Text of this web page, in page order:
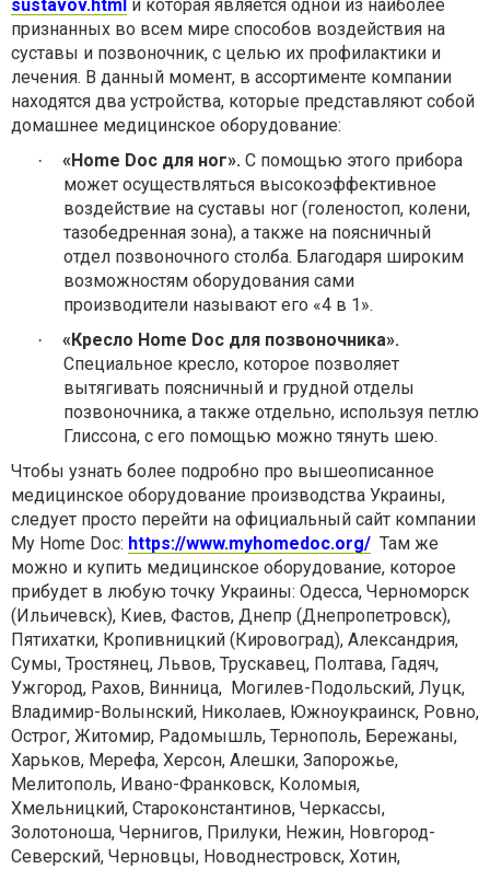
sustavov.html и которая является одной из наиболее
признанных во всем мире способов воздействия на
суставы и позвоночник, с целью их профилактики и
лечения. В данный момент, в ассортименте компании
находятся два устройства, которые представляют собой
домашнее медицинское оборудование:
· «Home Doc для ног». С помощью этого прибора
может осуществляться высокоэффективное
воздействие на суставы ног (голеностоп, колени,
тазобедренная зона), а также на поясничный
отдел позвоночного столба. Благодаря широким
возможностям оборудования сами
производители называют его «4 в 1».
· «Кресло Home Doc для позвоночника».
Специальное кресло, которое позволяет
вытягивать поясничный и грудной отделы
позвоночника, а также отдельно, используя петлю
Глиссона, с его помощью можно тянуть шею.
Чтобы узнать более подробно про вышеописанное
медицинское оборудование производства Украины,
следует просто перейти на официальный сайт компании
My Home Doc: https://www.myhomedoc.org/ Там же
можно и купить медицинское оборудование, которое
прибудет в любую точку Украины: Одесса, Черноморск
(Ильичевск), Киев, Фастов, Днепр (Днепропетровск),
Пятихатки, Кропивницкий (Кировоград), Александрия,
Сумы, Тростянец, Львов, Трускавец, Полтава, Гадяч,
Ужгород, Рахов, Винница, Могилев-Подольский, Луцк,
Владимир-Волынский, Николаев, Южноукраинск, Ровно,
Острог, Житомир, Радомышль, Тернополь, Бережаны,
Харьков, Мерефа, Херсон, Алешки, Запорожье,
Мелитополь, Ивано-Франковск, Коломыя,
Хмельницкий, Староконстантинов, Черкассы,
Золотоноша, Чернигов, Прилуки, Нежин, Новгород-
Северский, Черновцы, Новоднестровск, Хотин,